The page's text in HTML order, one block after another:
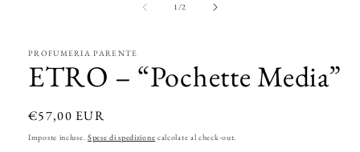
1/su2
PROFUMERIA PARENTE
ETRO – “Pochette Media”
Prezzo
di
€57,00 EUR
Imposte incluse. Spese di spedizione calcolate al check-out.